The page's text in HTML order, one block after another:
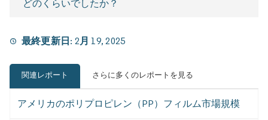
どのくらいでしたか？
最終更新日: 2月 19, 2025
関連レポート さらに多くのレポートを見る
アメリカのポリプロピレン（PP）フィルム市場規模